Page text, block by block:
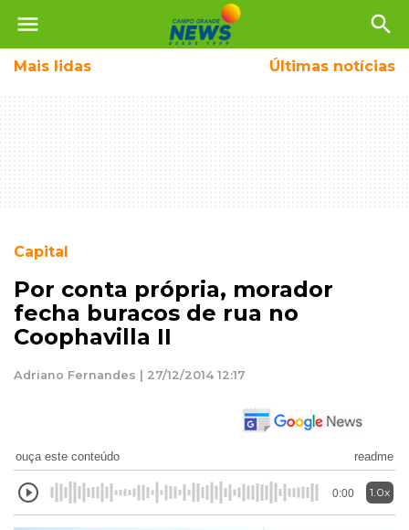
menu search
Mais lidas Últimas notícias
Capital
Por conta própria, morador
fecha buracos de rua no
Coophavilla II
Adriano Fernandes | 27/12/2014 12:17
ouça este conteúdo readme
0:00 1.0x